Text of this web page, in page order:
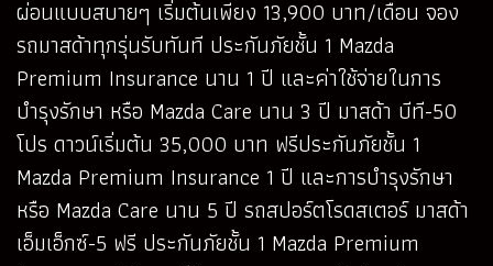
ผ่อนแบบสบายๆ เริ่มต้นเพียง 13,900 บาท/เดือน จอง
รถมาสด้าทุกรุ่นรับทันที ประกันภัยชั้น 1 Mazda
Premium Insurance นาน 1 ปี และค่าใช้จ่ายในการ
บำรุงรักษา หรือ Mazda Care นาน 3 ปี มาสด้า บีที-50
โปร ดาวน์เริ่มต้น 35,000 บาท ฟรีประกันภัยชั้น 1
Mazda Premium Insurance 1 ปี และการบำรุงรักษา
หรือ Mazda Care นาน 5 ปี รถสปอร์ตโรดสเตอร์ มาสด้า
เอ็มเอ็กซ์-5 ฟรี ประกันภัยชั้น 1 Mazda Premium